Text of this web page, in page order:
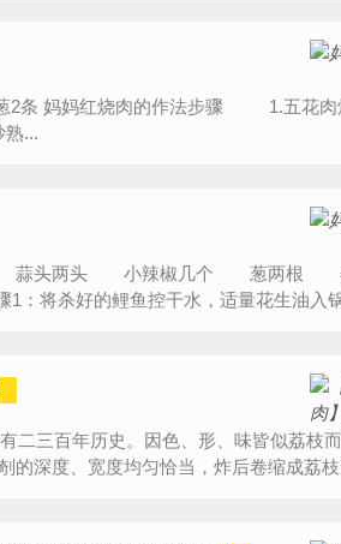
姜,慢炒 3.炒熟...
头两头 小辣椒几个 葱两根
将杀好的鲤鱼控干水，适量花生油入
的深度、宽度均匀恰当，炸后卷缩成荔